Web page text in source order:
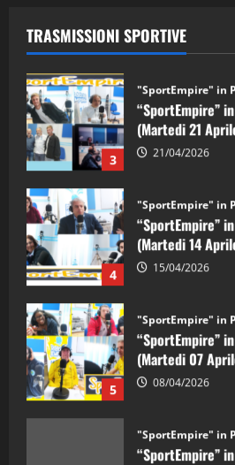
TRASMISSIONI SPORTIVE
2 28/04/2026
3
"SportEmpire" in
“SportEmpire”
(Martedi 21
21/04/2026
4
"SportEmpire" in
“SportEmpire”
(Martedi 14
15/04/2026
5
"SportEmpire" in
“SportEmpire”
(Martedi 07
08/04/2026
"SportEmpire" in
“SportEmpire”